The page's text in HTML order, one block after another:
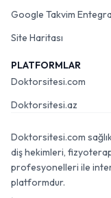
Google Takvim
Site Haritası
PLATFORMLAR
Doktorsitesi.com
Doktorsitesi.az
Doktorsitesi.com
diş hekimleri,
profesyonelleri ile
platformdur.